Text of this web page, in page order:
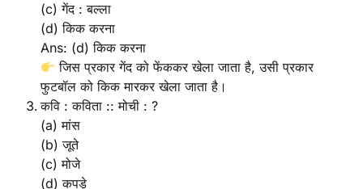
(c) गेंद : बल्ला
(d) किक करना
Ans: (d) किक करना
जिस प्रकार गेंद को फेंककर खेला जाता है, उसी प्रकार
फुटबॉल को किक मारकर खेला जाता है।
कवि : कविता :: मोची : ?
(a) मांस
(b) जूते
(c) मोजे
(d) कपड़े